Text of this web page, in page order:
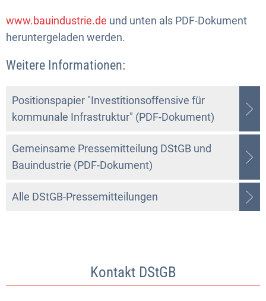
www.bauindustrie.de und unten als PDF-Dokument
heruntergeladen werden.
Weitere Informationen:
Positionspapier "Investitionsoffensive für
kommunale Infrastruktur" (PDF-Dokument)
Gemeinsame Pressemitteilung DStGB und
Bauindustrie (PDF-Dokument)
Alle DStGB-Pressemitteilungen
Kontakt DStGB